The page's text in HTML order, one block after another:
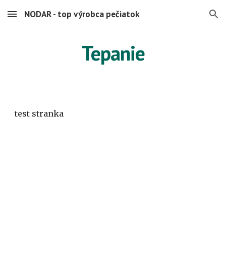
Skip to main content Skip to navigation
NODAR - top výrobca pečiatok
Tepanie
test stranka